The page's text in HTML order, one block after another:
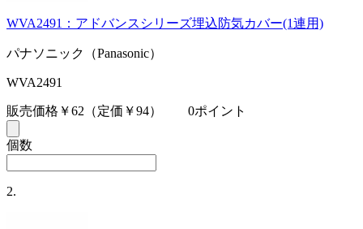
WVA2491：アドバンスシリーズ埋込防気カバー(1連用)
パナソニック（Panasonic）
WVA2491
販売価格￥62 （定価￥94） 0ポイント
個数
2.